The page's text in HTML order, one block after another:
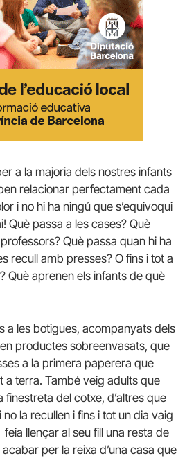
a la majoria dels nostres infants
relacionar perfectament cada
i no hi ha ningú que s’equivoqui
Què passa a les cases? Què
Què passa quan hi ha
recull amb presses? O fins i tot a
Què aprenen els infants de què
a les botigues, acompanyats dels
productes sobreenvasats, que
a la primera paperera que
a terra. També veig adults que
finestreta del cotxe, d’altres que
la recullen i fins i tot un dia vaig
llençar al seu fill una resta de
per la reixa d’una casa que